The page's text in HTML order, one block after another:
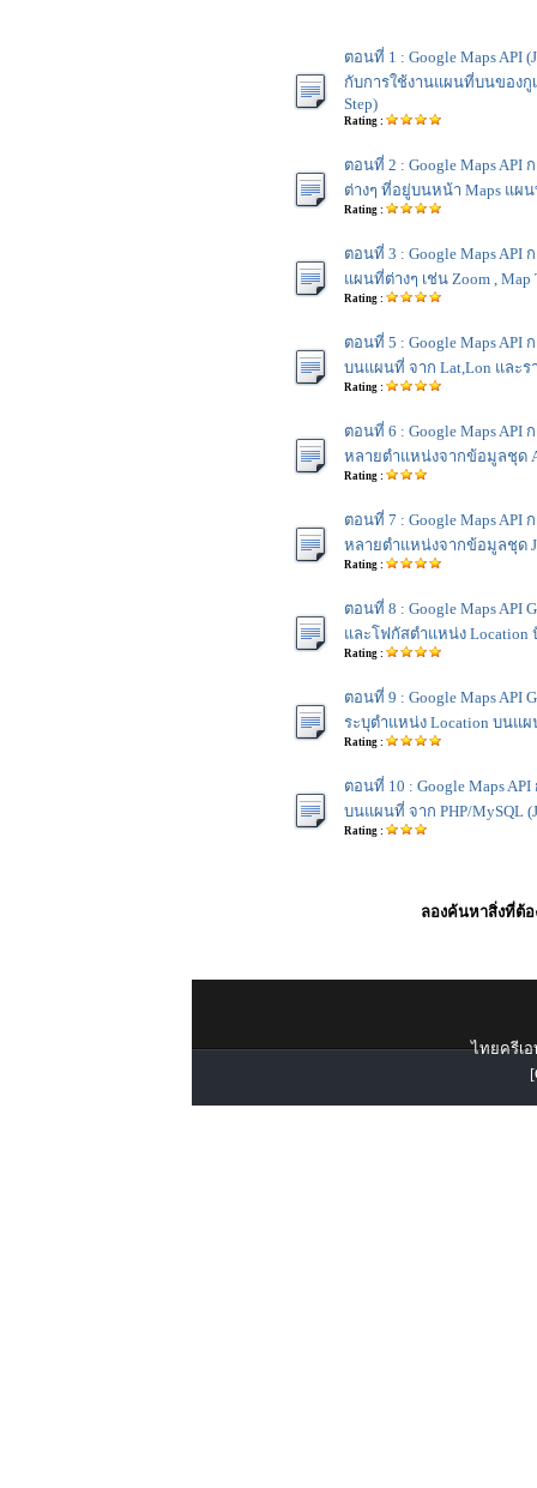
ตอนที่ 1 : Google Maps API
กับการใช้งานแผนที่บนของกู
Step)
Rating :
ตอนที่ 2 : Google Maps API
ต่างๆ ที่อยู่บนหน้า Maps แผ
Rating :
ตอนที่ 3 : Google Maps API
แผนที่ต่างๆ เช่น Zoom , Map
Rating :
ตอนที่ 5 : Google Maps API
บนแผนที่ จาก Lat,Lon และร
Rating :
ตอนที่ 6 : Google Maps API
หลายตำแหน่งจากข้อมูลชุด
Rating :
ตอนที่ 7 : Google Maps API
หลายตำแหน่งจากข้อมูลชุด
Rating :
ตอนที่ 8 : Google Maps API
และโฟกัสตำแหน่ง Location
Rating :
ตอนที่ 9 : Google Maps API
ระบุตำแหน่ง Location บนแ
Rating :
ตอนที่ 10 : Google Maps
บนแผนที่ จาก PHP/MySQL
Rating :
ลองค้นหาสิ่งที่ต้อ
ไทยครีเอ
[